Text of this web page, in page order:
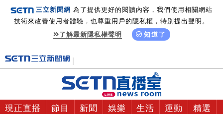
三立新聞網 為了提供更好的閱讀內容，我們使用相關網站
技術來改善使用者體驗，也尊重用戶的隱私權，特別提出聲明。
了解最新隱私權聲明
知道了
現正直播 節目 新聞 娛樂 生活 運動 精選